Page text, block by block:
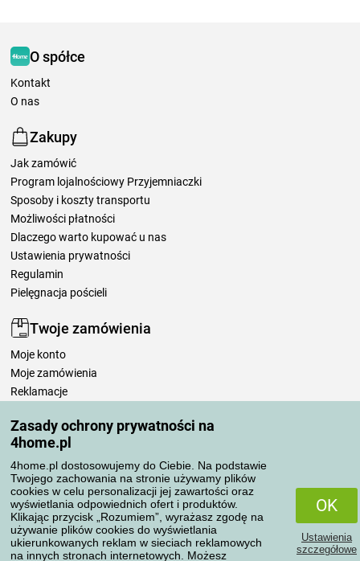
Zasady ochrony prywatności na
4home.pl
4home.pl dostosowujemy do Ciebie. Na podstawie
Twojego zachowania na stronie używamy plików
cookies w celu personalizacji jej zawartości oraz
wyświetlania odpowiednich ofert i produktów.
Klikając przycisk „Rozumiem”, wyrażasz zgodę na
używanie plików cookies do wyświetlania
ukierunkowanych reklam w sieciach reklamowych
na innych stronach internetowych. Możesz
OK
Ustawienia
szczegółowe
O spółce
Kontakt
O nas
Zakupy
Jak zamówić
Program lojalnościowy Przyjemniaczki
Sposoby i koszty transportu
Możliwości płatności
Dlaczego warto kupować u nas
Ustawienia prywatności
Regulamin
Pielęgnacja pościeli
Twoje zamówienia
Moje konto
Moje zamówienia
Reklamacje
Zasady przetwarzania recenzji
Sposoby transportu
Metody płatności